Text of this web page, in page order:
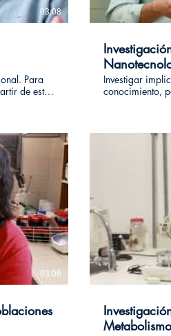
03:08
Para
de esta
a las que
y
su
Investigar
conocimiento,
conocerlos?
preguntas las
forma parte
“Investigación
socias y
conocimiento
03:06